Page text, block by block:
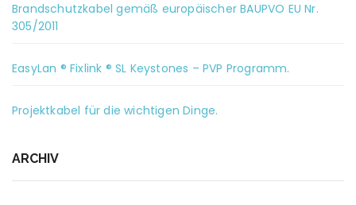
Brandschutzkabel gemäß europäischer BAUPVO EU Nr.
305/2011
EasyLan ® Fixlink ® SL Keystones – PVP Programm.
Projektkabel für die wichtigen Dinge.
ARCHIV